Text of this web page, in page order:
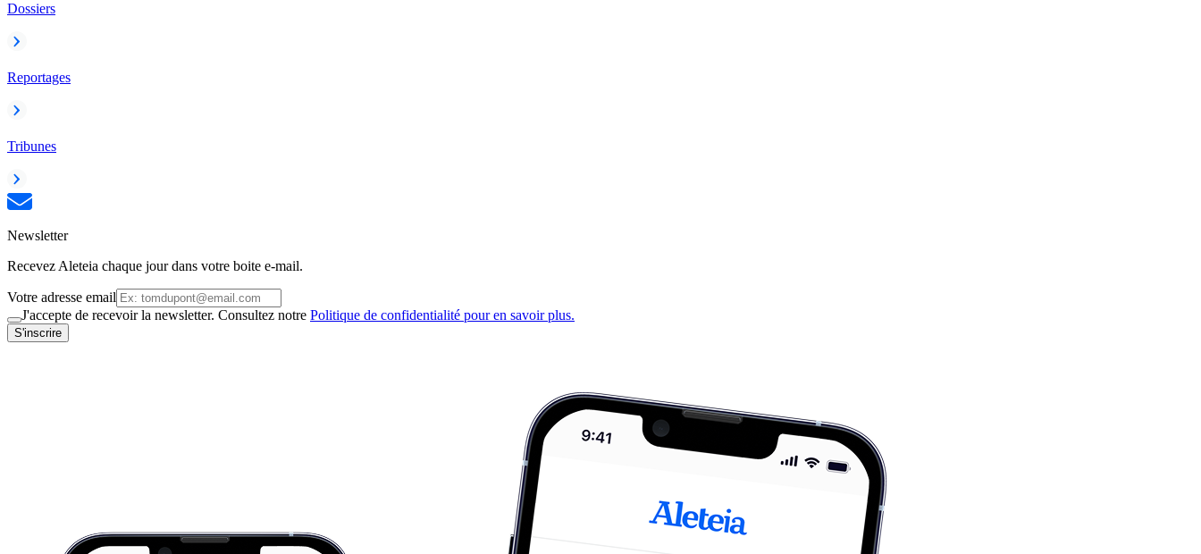
Dossiers
Reportages
Tribunes
Newsletter
Recevez Aleteia chaque jour dans votre boite e-mail.
Votre adresse email
J'accepte de recevoir la newsletter. Consultez notre Politique de confidentialité pour en savoir plus.
S'inscrire